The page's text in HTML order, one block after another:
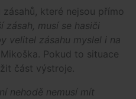
které nejsou přímo
zásah, musí se hasiči
velitel zásahu myslel i na
Pokud to situace
část výstroje.
nehodě nemusí mít